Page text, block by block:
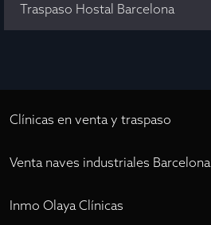
Traspaso Hostal Barcelona
Clínicas en venta y traspaso
Venta naves industriales Barcelona
Inmo Olaya Clínicas